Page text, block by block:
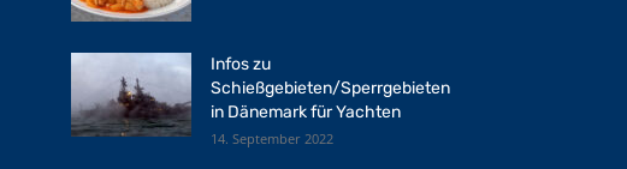
Infos zu
Schießgebieten/Sperrgebieten
in Dänemark für Yachten
14. September 2022